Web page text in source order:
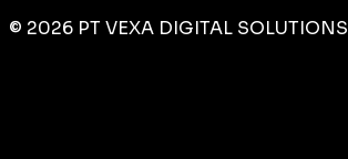
© 2026 PT VEXA DIGITAL SOLUTIONS